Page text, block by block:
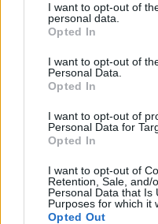
I want to opt-out of
personal data.
Opted In
I want to opt-out of
Personal Data.
Opted In
I want to opt-out of
Personal Data for
Opted In
I want to opt-out of
Retention, Sale, and/
Personal Data that Is
Purposes for which it
Opted Out
και τις οδηγίες
στο χαρτί του
όλη την πορεία